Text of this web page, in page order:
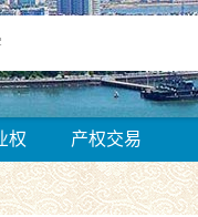
权 产权交易